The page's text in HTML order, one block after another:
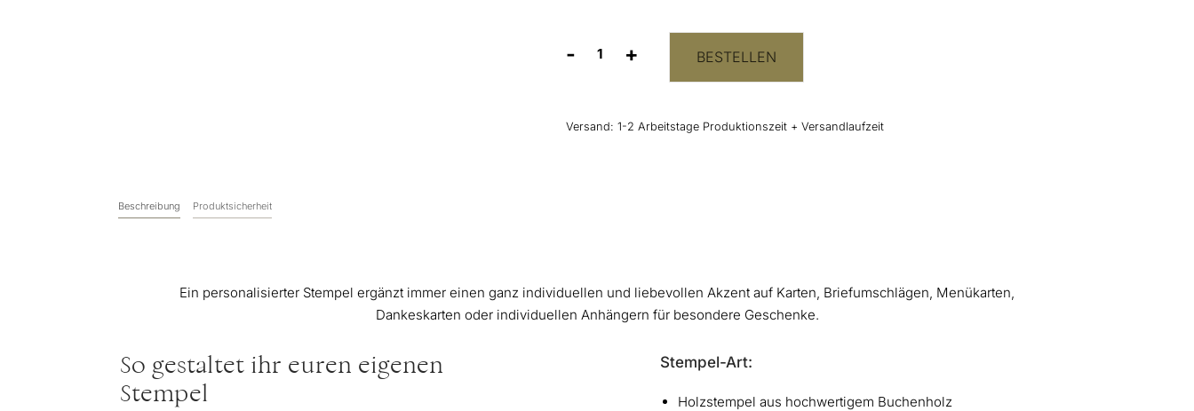
-
Stempel
Initialen
+ BESTELLEN
Versand:1-2 Arbeitstage Produktionszeit + Versandlaufzeit
Beschreibung Produktsicherheit
Ein personalisierter Stempel ergänzt immer einen ganz individuellen und liebevollen Akzent auf Karten, Briefumschlägen, Menükarten,
Dankeskarten oder individuellen Anhängern für besondere Geschenke.
So gestaltet ihr euren eigenen
Stempel
Stempel-Art:
Holzstempel aus hochwertigem Buchenholz